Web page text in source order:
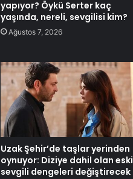
yapıyor? Öykü Serter kaç
yaşında, nereli, sevgilisi kim?
Ağustos 7, 2026
Uzak Şehir’de taşlar yerinden
oynuyor: Diziye dahil olan eski
sevgili dengeleri değiştirecek